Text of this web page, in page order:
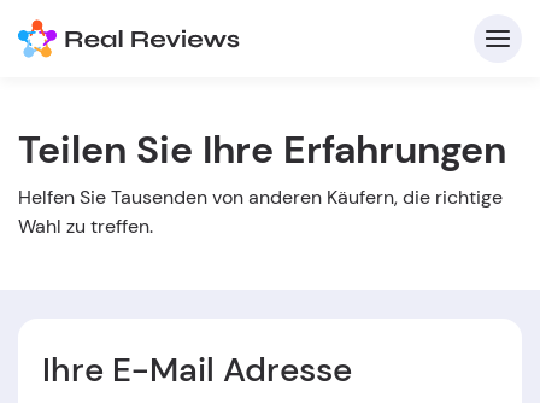
Teilen Sie Ihre Erfahrungen
Helfen Sie Tausenden von anderen Käufern, die richtige
Wahl zu treffen.
Ihre E-Mail Adresse